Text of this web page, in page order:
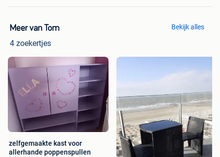
Meer van Tom
4 zoekertjes
Bekijk alles
zelfgemaakte kast voor
allerhande poppenspullen